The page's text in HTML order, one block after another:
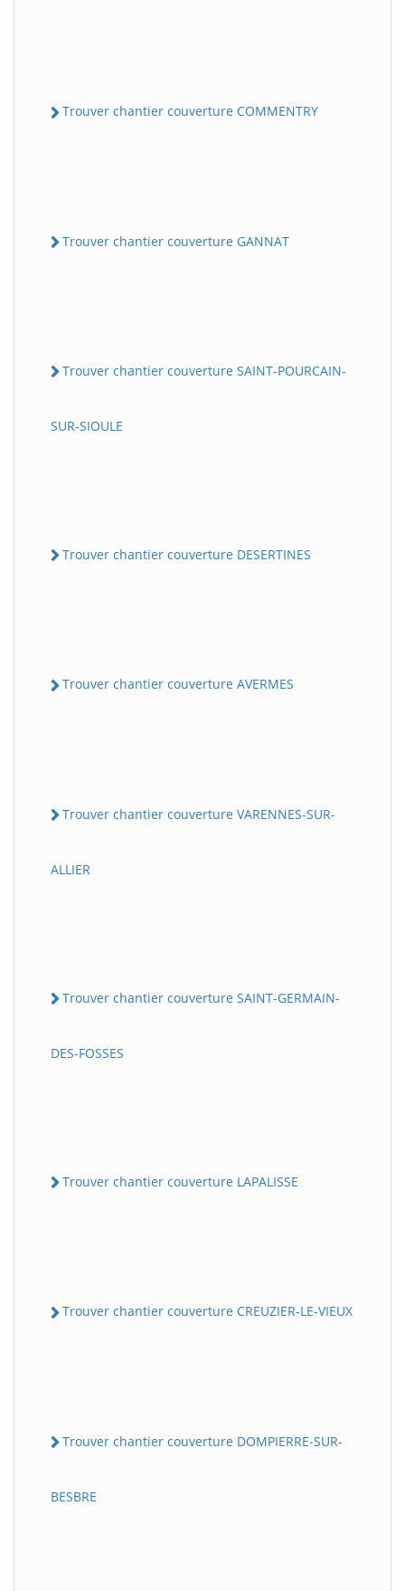
Trouver chantier couverture COMMENTRY
Trouver chantier couverture GANNAT
Trouver chantier couverture SAINT-POURCAIN-
SUR-SIOULE
Trouver chantier couverture DESERTINES
Trouver chantier couverture AVERMES
Trouver chantier couverture VARENNES-SUR-
ALLIER
Trouver chantier couverture SAINT-GERMAIN-
DES-FOSSES
Trouver chantier couverture LAPALISSE
Trouver chantier couverture CREUZIER-LE-VIEUX
Trouver chantier couverture DOMPIERRE-SUR-
BESBRE